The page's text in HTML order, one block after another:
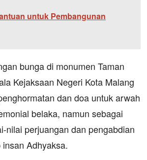
untuk Pembangunan
bunga di monumen Taman
Kejaksaan Negeri Kota Malang
dan doa untuk arwah
belaka, namun sebagai
nilai perjuangan dan pengabdian
Adhyaksa.